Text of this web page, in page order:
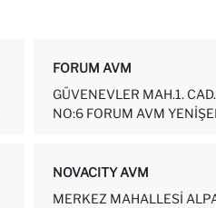
FORUM AVM
GÜVENEVLER MAH.1.
NO:6 FORUM AVM
NOVACITY AVM
MERKEZ MAHALLESI